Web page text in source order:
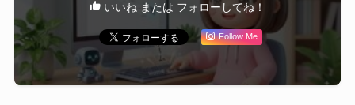
いいね または フォローしてね！
Follow Me